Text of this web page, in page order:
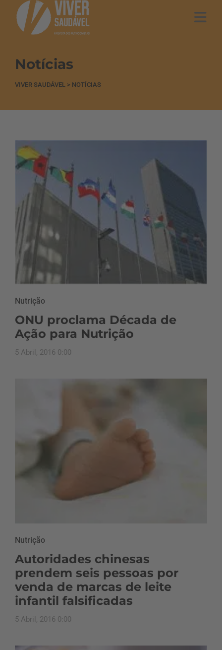
Notícias
VIVER SAUDÁVEL > NOTÍCIAS
Nutrição
ONU proclama Década de
Ação para Nutrição
5 Abril, 2016 0:00
Nutrição
Autoridades chinesas
prendem seis pessoas por
venda de marcas de leite
infantil falsificadas
5 Abril, 2016 0:00